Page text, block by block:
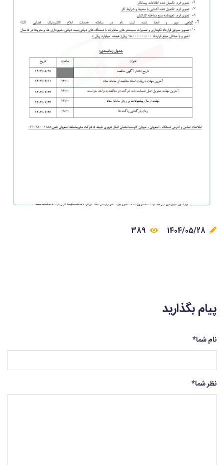
پیام بگذارید
نام شما*
نظر شما*